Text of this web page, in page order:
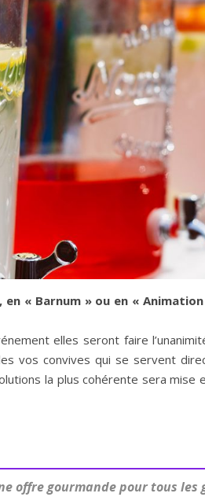
en « Barnum » ou en «
elles seront faire
vos convives qui se servent
la plus cohérente sera mise
offre gourmande pour tous les